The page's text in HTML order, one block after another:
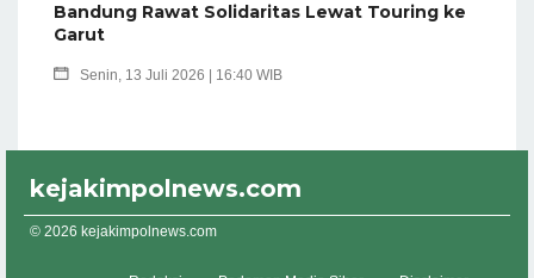
Bandung Rawat Solidaritas Lewat Touring ke
Garut
Senin, 13 Juli 2026 | 16:40 WIB
kejakimpolnews.com
© 2026 kejakimpolnews.com